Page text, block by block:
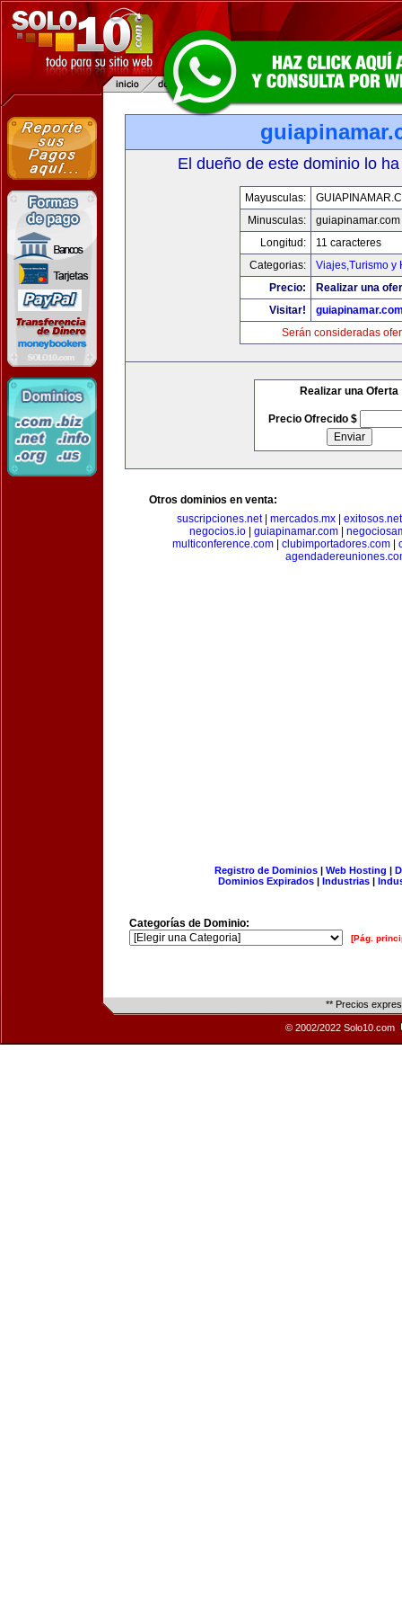
El dueño de este dominio lo
Mayusculas:
Minusculas:
guiapinamar.com
Longitud:
11 caracteres
Categorias:
Viajes,Turismo y
Precio:
Realizar una
Visitar!
Serán consideradas
Realizar una Oferta
Precio Ofrecido $
Otros dominios en venta:
suscripciones.net| mercados.mx
exitosos.net
negocios.io
guiapinamar.com
multiconference.com
clubimportadores.com
Registro de Dominios| Web Hosting |
Dominios Expirados | Industrias |
Categorías de Dominio:
[Pág.
** Precios
© 2002/2022 Solo10.com